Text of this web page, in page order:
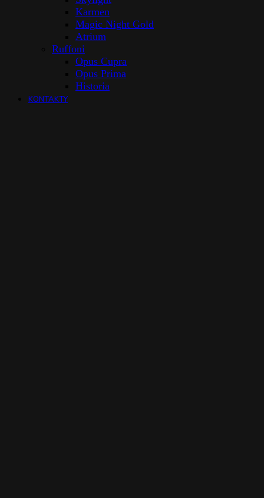
Karmen
Magic Night Gold
Atrium
Ruffoni
Opus Cupra
Opus Prima
Historia
KONTAKTY